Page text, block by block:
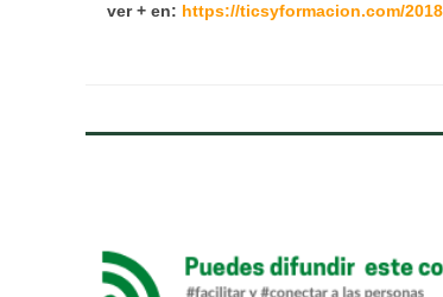
ver + en: https://ticsyformacion.com/